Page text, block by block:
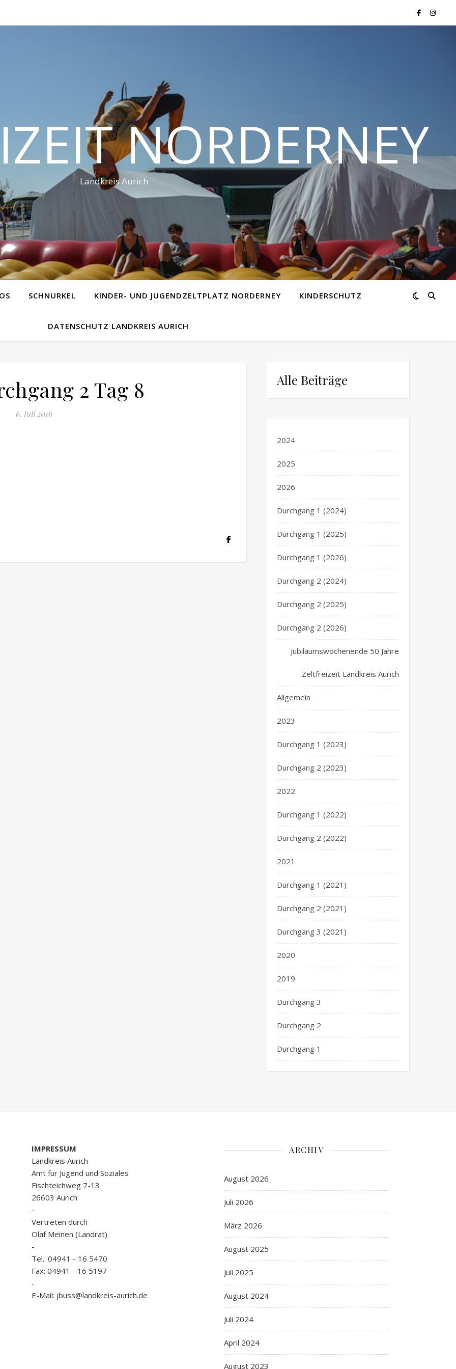
NORDERNEY
Landkreis Aurich
SCHNURKEL KINDER- UND JUGENDZELTPLATZ NORDERNEY KINDERSCHUTZ
DATENSCHUTZ LANDKREIS AURICH
2 Tag 8
6. Juli 2016
Alle Beiträge
2024
2025
2026
Durchgang 1 (2024)
Durchgang 1 (2025)
Durchgang 1 (2026)
Durchgang 2 (2024)
Durchgang 2 (2025)
Durchgang 2 (2026)
Jubiläumswochenende 50 Jahre
Zeltfreizeit Landkreis Aurich
Allgemein
2023
Durchgang 1 (2023)
Durchgang 2 (2023)
2022
Durchgang 1 (2022)
Durchgang 2 (2022)
2021
Durchgang 1 (2021)
Durchgang 2 (2021)
Durchgang 3 (2021)
2020
2019
Durchgang 3
Durchgang 2
Durchgang 1
IMPRESSUM
Landkreis Aurich
Amt für Jugend und Soziales
Fischteichweg 7-13
26603 Aurich
-
Vertreten durch
Olaf Meinen (Landrat)
-
Tel.: 04941 - 16 5470
Fax: 04941 - 16 5197
-
E-Mail: jbuss@landkreis-aurich.de
ARCHIV
August 2026
Juli 2026
März 2026
August 2025
Juli 2025
August 2024
Juli 2024
April 2024
August 2023